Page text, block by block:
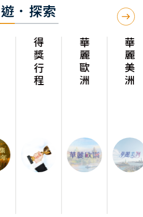
遊．探索
得獎行程 華麗歐洲 華麗美洲